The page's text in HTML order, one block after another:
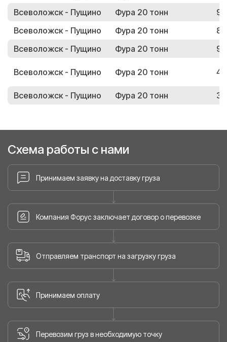
Всеволожск - Пущино
Фура 20 тонн
Всеволожск - Пущино
Фура 20 тонн
Всеволожск - Пущино
Фура 20 тонн
Всеволожск - Пущино Фура 20 тонн
Всеволожск - Пущино Фура 20 тонн
Схема работы с нами
Принимаем заявку на доставку груза
Компания Форус заключает договор о перевозке
Отправляем транспорт на загрузку груза
Принимаем оплату
Перевозим груз в необходимую точку